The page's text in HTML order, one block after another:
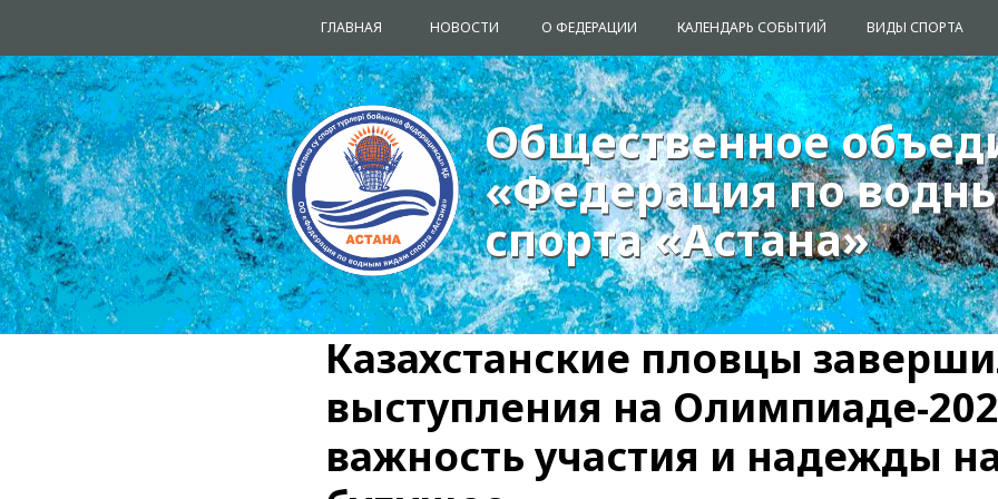
ГЛАВНАЯ О ФЕДЕРАЦИИ КАЛЕНДАРЬ СОБЫТИЙ ВИДЫ СПОРТА
НОВОСТИ
Общественное
«Федерация по
спорта «Астана»
Общественное
«Федерация по
спорта «Астана»
Казахстанские пловцы
выступления на Олимпиаде-
важность участия и надежды